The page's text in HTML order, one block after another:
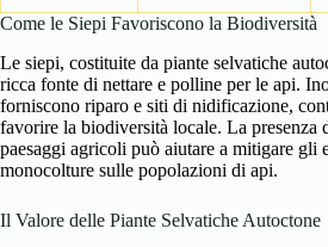
Come le Siepi Favoriscono la Biodiversità
Le siepi, costituite da piante selvatiche
ricca fonte di nettare e polline per le api.
forniscono riparo e siti di nidificazione,
favorire la biodiversità locale. La presenza
paesaggi agricoli può aiutare a mitigare gli
monocolture sulle popolazioni di api.
Il Valore delle Piante Selvatiche Autoctone